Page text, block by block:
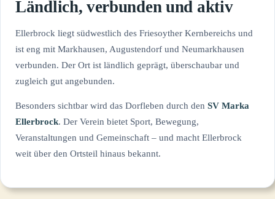
Ländlich, verbunden und aktiv
Ellerbrock liegt südwestlich des Friesoyther Kernbereichs und
ist eng mit Markhausen, Augustendorf und Neumarkhausen
verbunden. Der Ort ist ländlich geprägt, überschaubar und
zugleich gut angebunden.
Besonders sichtbar wird das Dorfleben durch den SV Marka
Ellerbrock. Der Verein bietet Sport, Bewegung,
Veranstaltungen und Gemeinschaft – und macht Ellerbrock
weit über den Ortsteil hinaus bekannt.